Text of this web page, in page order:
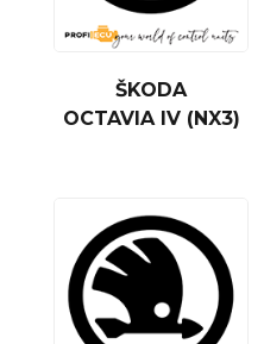
ŠKODA
OCTAVIA IV (NX3)